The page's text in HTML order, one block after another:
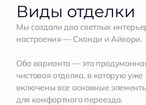
Виды отделки
Мы создали два светлых
настроения — Сканди и Айвори.
Оба варианта — это
чистовая отделка, в которую уже
включены все основные
для комфортного переезда.